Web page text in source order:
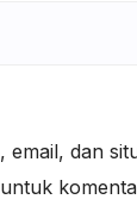
email, dan